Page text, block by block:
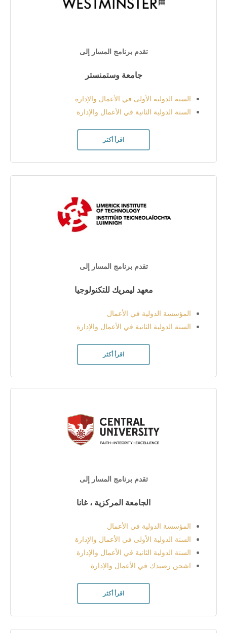
تقدم برنامج المسار إلى
جامعة وستمنستر
السنة الدولية الأولى في الأعمال والإدارة
السنة الدولية الثانية في الأعمال والإدارة
اقرأ أكثر
تقدم برنامج المسار إلى
معهد ليمريك للتكنولوجيا
المؤسسة الدولية في الأعمال
السنة الدولية الثانية في الأعمال والإدارة
اقرأ أكثر
تقدم برنامج المسار إلى
الجامعة المركزية ، غانا
المؤسسة الدولية في الأعمال
السنة الدولية الأولى في الأعمال والإدارة
السنة الدولية الثانية في الأعمال والإدارة
اشحن رصيدك في الأعمال والإدارة
اقرأ أكثر